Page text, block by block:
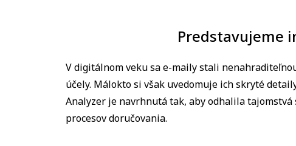
Predstavujeme
V digitálnom veku sa e-maily stali
účely. Málokto si však uvedomuje ich skryté
Analyzer je navrhnutá tak, aby odhalila
procesov doručovania.